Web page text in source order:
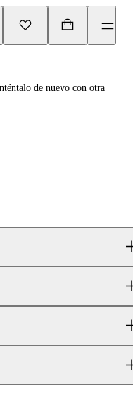
de nuevo con otra